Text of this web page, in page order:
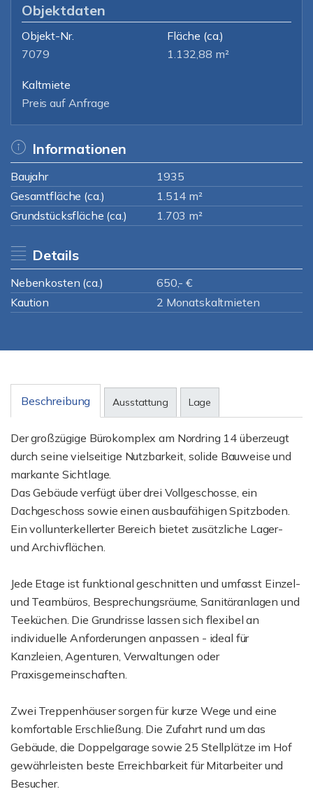
Objektdaten
Objekt-Nr.
7079
Fläche (ca.)
1.132,88 m²
Kaltmiete
Preis auf Anfrage
Informationen
Baujahr
1935
Gesamtfläche (ca.)
1.514 m²
Grundstücksfläche (ca.)
1.703 m²
Details
Nebenkosten (ca.)
650,- €
Kaution
2 Monatskaltmieten
Beschreibung Ausstattung Lage
Der großzügige Bürokomplex am Nordring 14 überzeugt
durch seine vielseitige Nutzbarkeit, solide Bauweise und
markante Sichtlage.
Das Gebäude verfügt über drei Vollgeschosse, ein
Dachgeschoss sowie einen ausbaufähigen Spitzboden.
Ein vollunterkellerter Bereich bietet zusätzliche Lager-
und Archivflächen.
Jede Etage ist funktional geschnitten und umfasst Einzel-
und Teambüros, Besprechungsräume, Sanitäranlagen und
Teeküchen. Die Grundrisse lassen sich flexibel an
individuelle Anforderungen anpassen - ideal für
Kanzleien, Agenturen, Verwaltungen oder
Praxisgemeinschaften.
Zwei Treppenhäuser sorgen für kurze Wege und eine
komfortable Erschließung. Die Zufahrt rund um das
Gebäude, die Doppelgarage sowie 25 Stellplätze im Hof
gewährleisten beste Erreichbarkeit für Mitarbeiter und
Besucher.